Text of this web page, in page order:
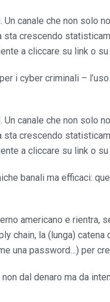
canale che non solo
sta crescendo
a cliccare su link o su
i cyber criminali –
canale che non solo
sta crescendo
a cliccare su link o su
banali ma efficaci:
americano e rientra,
chain, la (lunga)
una password…) per
dal denaro ma da